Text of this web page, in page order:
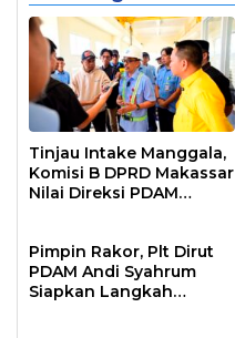
Tinjau Intake Manggala,
Komisi B DPRD Makassar
Nilai Direksi PDAM
Pimpin Rakor, Plt Dirut
PDAM Andi Syahrum
Siapkan Langkah